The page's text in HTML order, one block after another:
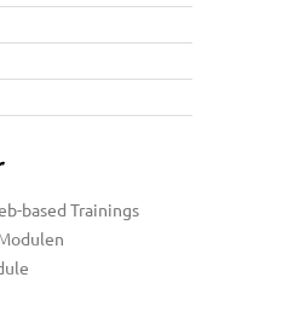
based Trainings